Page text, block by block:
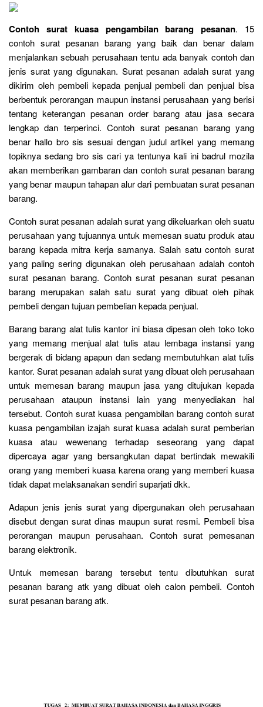
Contoh surat kuasa pengambilan barang pesanan. 15
contoh surat pesanan barang yang baik dan benar dalam
menjalankan sebuah perusahaan tentu ada banyak contoh dan
jenis surat yang digunakan. Surat pesanan adalah surat yang
dikirim oleh pembeli kepada penjual pembeli dan penjual bisa
berbentuk perorangan maupun instansi perusahaan yang berisi
tentang keterangan pesanan order barang atau jasa secara
lengkap dan terperinci. Contoh surat pesanan barang yang
benar hallo bro sis sesuai dengan judul artikel yang memang
topiknya sedang bro sis cari ya tentunya kali ini badrul mozila
akan memberikan gambaran dan contoh surat pesanan barang
yang benar maupun tahapan alur dari pembuatan surat pesanan
barang.
Contoh surat pesanan adalah surat yang dikeluarkan oleh suatu
perusahaan yang tujuannya untuk memesan suatu produk atau
barang kepada mitra kerja samanya. Salah satu contoh surat
yang paling sering digunakan oleh perusahaan adalah contoh
surat pesanan barang. Contoh surat pesanan surat pesanan
barang merupakan salah satu surat yang dibuat oleh pihak
pembeli dengan tujuan pembelian kepada penjual.
Barang barang alat tulis kantor ini biasa dipesan oleh toko toko
yang memang menjual alat tulis atau lembaga instansi yang
bergerak di bidang apapun dan sedang membutuhkan alat tulis
kantor. Surat pesanan adalah surat yang dibuat oleh perusahaan
untuk memesan barang maupun jasa yang ditujukan kepada
perusahaan ataupun instansi lain yang menyediakan hal
tersebut. Contoh surat kuasa pengambilan barang contoh surat
kuasa pengambilan izajah surat kuasa adalah surat pemberian
kuasa atau wewenang terhadap seseorang yang dapat
dipercaya agar yang bersangkutan dapat bertindak mewakili
orang yang memberi kuasa karena orang yang memberi kuasa
tidak dapat melaksanakan sendiri suparjati dkk.
Adapun jenis jenis surat yang dipergunakan oleh perusahaan
disebut dengan surat dinas maupun surat resmi. Pembeli bisa
perorangan maupun perusahaan. Contoh surat pemesanan
barang elektronik.
Untuk memesan barang tersebut tentu dibutuhkan surat
pesanan barang atk yang dibuat oleh calon pembeli. Contoh
surat pesanan barang atk.